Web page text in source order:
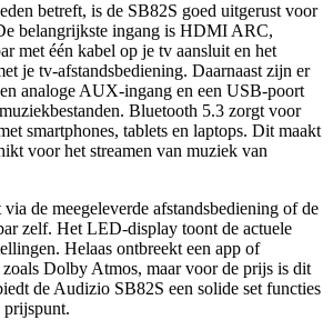
betreft, is de SB82S goed uitgerust voor
belangrijkste ingang is HDMI ARC,
met één kabel op je tv aansluit en het
je tv-afstandsbediening. Daarnaast zijn er
analoge AUX-ingang en een USB-poort
Bluetooth 5.3 zorgt voor
smartphones, tablets en laptops. Dit maakt
voor het streamen van muziek van
de meegeleverde afstandsbediening of de
zelf. Het LED-display toont de actuele
Helaas ontbreekt een app of
zoals Dolby Atmos, maar voor de prijs is dit
de Audizio SB82S een solide set functies